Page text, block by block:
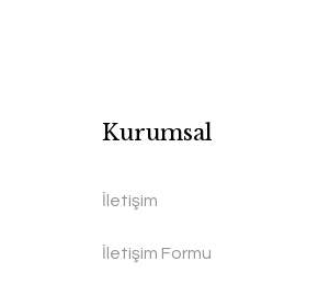
Kurumsal
İletişim
İletişim Formu